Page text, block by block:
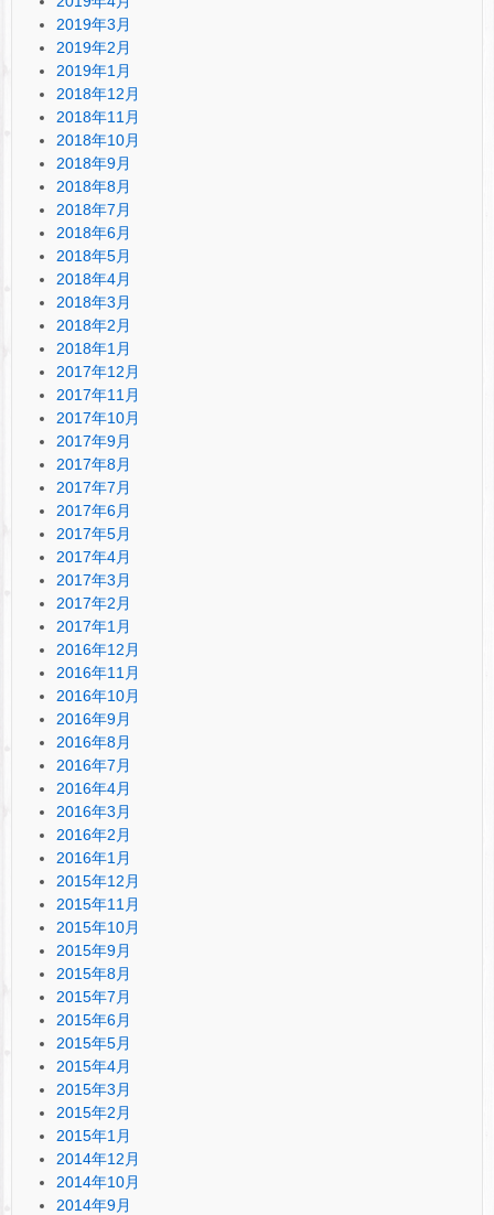
2019年3月
2019年2月
2019年1月
2018年12月
2018年11月
2018年10月
2018年9月
2018年8月
2018年7月
2018年6月
2018年5月
2018年4月
2018年3月
2018年2月
2018年1月
2017年12月
2017年11月
2017年10月
2017年9月
2017年8月
2017年7月
2017年6月
2017年5月
2017年4月
2017年3月
2017年2月
2017年1月
2016年12月
2016年11月
2016年10月
2016年9月
2016年8月
2016年7月
2016年4月
2016年3月
2016年2月
2016年1月
2015年12月
2015年11月
2015年10月
2015年9月
2015年8月
2015年7月
2015年6月
2015年5月
2015年4月
2015年3月
2015年2月
2015年1月
2014年12月
2014年10月
2014年9月